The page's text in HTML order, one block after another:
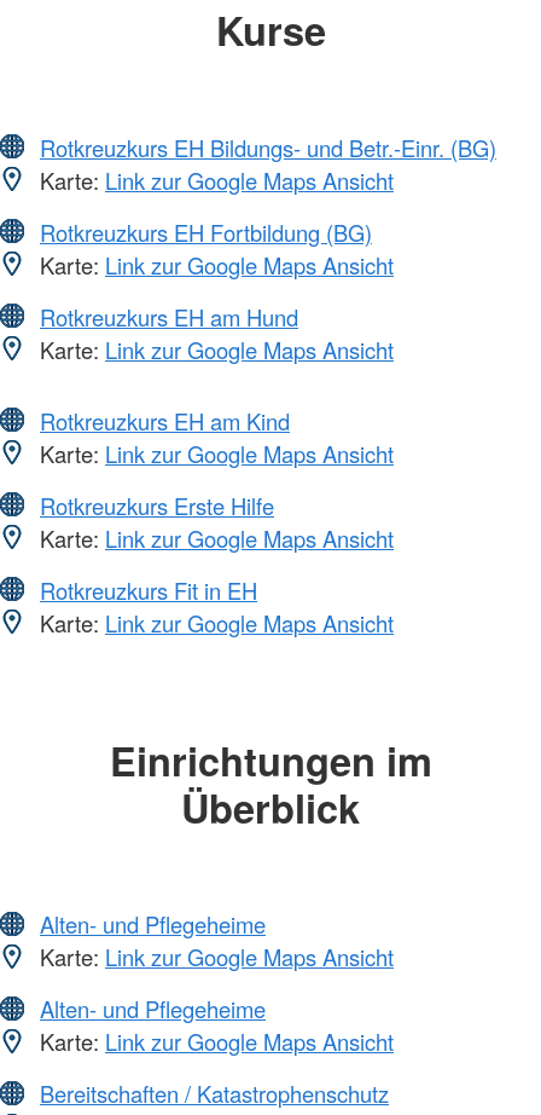
Kurse
Rotkreuzkurs EH Bildungs- und Betr.-Einr. (BG)
Karte: Link zur Google Maps Ansicht
Rotkreuzkurs EH Fortbildung (BG)
Karte: Link zur Google Maps Ansicht
Rotkreuzkurs EH am Hund
Karte: Link zur Google Maps Ansicht
Rotkreuzkurs EH am Kind
Karte: Link zur Google Maps Ansicht
Rotkreuzkurs Erste Hilfe
Karte: Link zur Google Maps Ansicht
Rotkreuzkurs Fit in EH
Karte: Link zur Google Maps Ansicht
Einrichtungen im
Überblick
Alten- und Pflegeheime
Karte: Link zur Google Maps Ansicht
Alten- und Pflegeheime
Karte: Link zur Google Maps Ansicht
Bereitschaften / Katastrophenschutz